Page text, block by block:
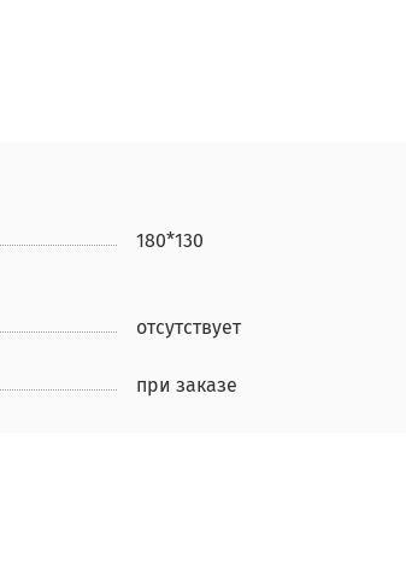
180*130
отсутствует
при заказе